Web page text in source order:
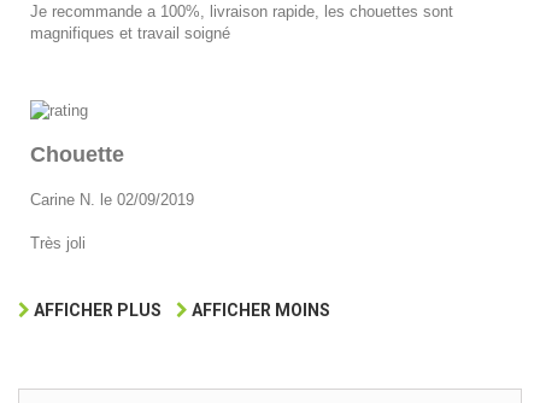
Je recommande a 100%, livraison rapide, les chouettes sont
magnifiques et travail soigné
Chouette
Carine N. le 02/09/2019
Très joli
AFFICHER PLUS AFFICHER MOINS